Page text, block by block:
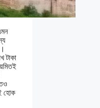
টাকা
হোক